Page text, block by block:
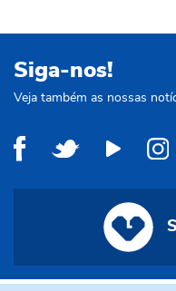
Siga-nos!
Veja também as nossas